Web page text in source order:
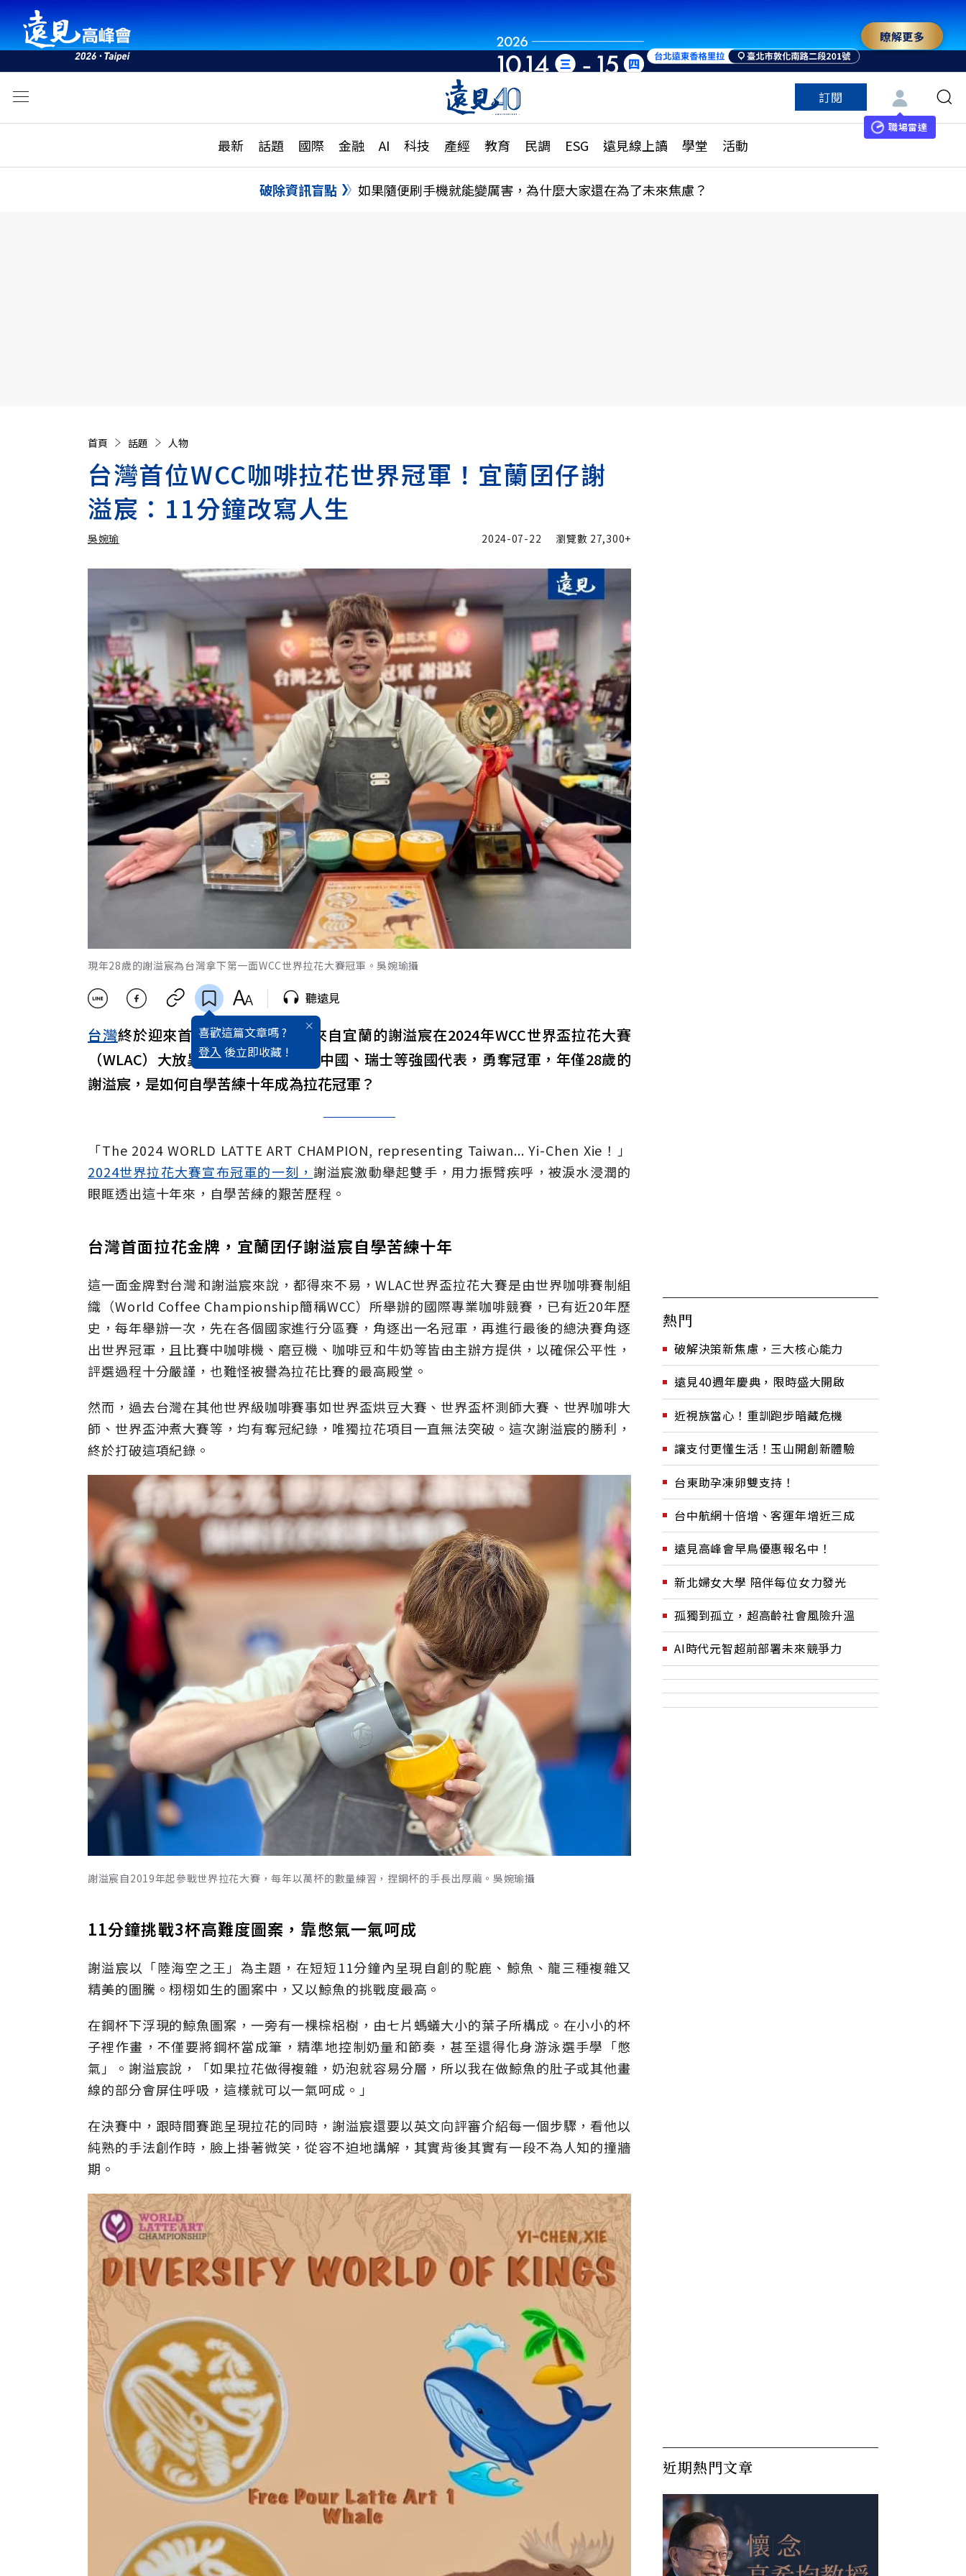
世界重組・洞見未來 與世界領袖同行
瞭解更多
訂閱
職場雷達
最新 話題 國際 金融 AI 科技 產經 教育 民調 ESG 遠見線上讀 學堂 活動
活動
話題
國際
特輯
大學升學、職涯攻略
縣市施政調查全解析
更多訂閱方案
特色頻道
破除資訊盲點 如果隨便刷手機就能變厲害，為什麼大家還在為了未來焦慮？
首頁 話題 人物
台灣首位WCC咖啡拉花世界冠軍！宜蘭囝仔謝
溢宸：11分鐘改寫人生
吳婉瑜
加入追蹤
2024-07-22 瀏覽數 27,300+
現年28歲的謝溢宸為台灣拿下第一面WCC世界拉花大賽冠軍。吳婉瑜攝
喜歡這篇文章嗎 ?
登入 後立即收藏 !
聽遠見
台灣終於迎來首位世界拉花冠軍！來自宜蘭的謝溢宸在2024年WCC世界盃拉花大賽
（WLAC）大放異彩，擊敗義大利、中國、瑞士等強國代表，勇奪冠軍，年僅28歲的
謝溢宸，是如何自學苦練十年成為拉花冠軍？
「The 2024 WORLD LATTE ART CHAMPION, representing Taiwan... Yi-Chen Xie！」
2024世界拉花大賽宣布冠軍的一刻， 謝溢宸激動舉起雙手，用力振臂疾呼，被淚水浸潤的
眼眶透出這十年來，自學苦練的艱苦歷程。
台灣首面拉花金牌，宜蘭囝仔謝溢宸自學苦練十年
這一面金牌對台灣和謝溢宸來說，都得來不易，WLAC世界盃拉花大賽是由世界咖啡賽制組
織（World Coffee Championship簡稱WCC）所舉辦的國際專業咖啡競賽，已有近20年歷
史，每年舉辦一次，先在各個國家進行分區賽，角逐出一名冠軍，再進行最後的總決賽角逐
出世界冠軍，且比賽中咖啡機、磨豆機、咖啡豆和牛奶等皆由主辦方提供，以確保公平性，
評選過程十分嚴謹，也難怪被譽為拉花比賽的最高殿堂。
然而，過去台灣在其他世界級咖啡賽事如世界盃烘豆大賽、世界盃杯測師大賽、世界咖啡大
師、世界盃沖煮大賽等，均有奪冠紀錄，唯獨拉花項目一直無法突破。這次謝溢宸的勝利，
終於打破這項紀錄。
謝溢宸自2019年起參戰世界拉花大賽，每年以萬杯的數量練習，捏鋼杯的手長出厚繭。吳婉瑜攝
11分鐘挑戰3杯高難度圖案，靠憋氣一氣呵成
謝溢宸以「陸海空之王」為主題，在短短11分鐘內呈現自創的駝鹿、鯨魚、龍三種複雜又
精美的圖騰。栩栩如生的圖案中，又以鯨魚的挑戰度最高。
在鋼杯下浮現的鯨魚圖案，一旁有一棵棕梠樹，由七片螞蟻大小的葉子所構成。在小小的杯
子裡作畫，不僅要將鋼杯當成筆，精準地控制奶量和節奏，甚至還得化身游泳選手學「憋
氣」。謝溢宸說，「如果拉花做得複雜，奶泡就容易分層，所以我在做鯨魚的肚子或其他畫
線的部分會屏住呼吸，這樣就可以一氣呵成。」
在決賽中，跟時間賽跑呈現拉花的同時，謝溢宸還要以英文向評審介紹每一個步驟，看他以
純熟的手法創作時，臉上掛著微笑，從容不迫地講解，其實背後其實有一段不為人知的撞牆
期。
熱門
破解決策新焦慮，三大核心能力
遠見40週年慶典，限時盛大開啟
近視族當心！重訓跑步暗藏危機
讓支付更懂生活！玉山開創新體驗
台東助孕凍卵雙支持！
台中航網十倍增、客運年增近三成
遠見高峰會早鳥優惠報名中！
新北婦女大學 陪伴每位女力發光
孤獨到孤立，超高齡社會風險升溫
AI時代元智超前部署未來競爭力
近期熱門文章